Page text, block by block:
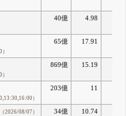
40億 4.98
65億 17.91
869億 15.19
）
203億 11
（2026/08/07）
34億 10.74